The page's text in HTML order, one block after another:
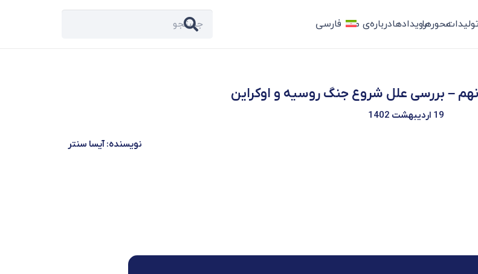
محورهارویدادهادرباره‌ی ما فارسی
– بررسی علل شروع جنگ روسیه و اوکراین
19 اردیبهشت 1402
نویسنده: آیسا سنتر